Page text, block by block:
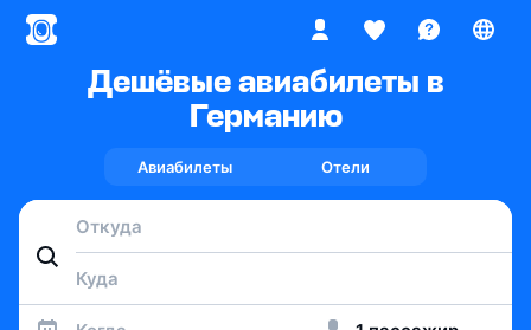
Дешёвые авиабилеты в
Германию
Авиабилеты Отели